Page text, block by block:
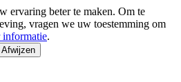
ervaring beter te maken. Om te
vragen we uw toestemming om
informatie.
Afwijzen